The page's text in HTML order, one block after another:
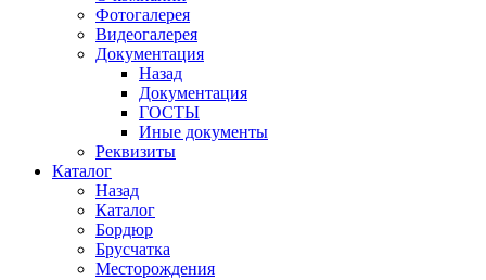
Фотогалерея
Видеогалерея
Документация
Назад
Документация
ГОСТЫ
Иные документы
Реквизиты
Каталог
Назад
Каталог
Бордюр
Брусчатка
Месторождения